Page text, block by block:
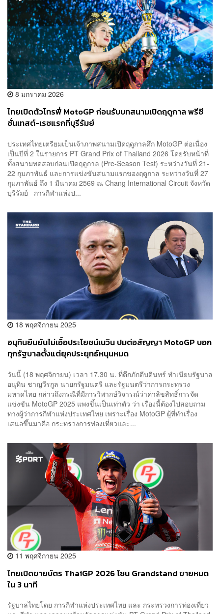
8 มกราคม 2026
ไทยเปิดตัวโทรฟี่ MotoGP ก่อนรับบทสนามเปิดฤดูกาล พรีซี
ซั่นเทสต์-เรซแรกที่บุรีรัมย์
ประเทศไทยเตรียมเป็นเจ้าภาพสนามเปิดฤดูกาลศึก MotoGP ต่อเนื่อง
เป็นปีที่ 2 ในรายการ PT Grand Prix of Thailand 2026 โดยรับหน้าที่
ทั้งสนามทดสอบก่อนเปิดฤดูกาล (Pre-Season Test) ระหว่างวันที่ 21-
22 กุมภาพันธ์ และการแข่งขันสนามแรกของฤดูกาล ระหว่างวันที่ 27
กุมภาพันธ์ ถึง 1 มีนาคม 2569 ณ Chang International Circuit จังหวัด
บุรีรัมย์ การกีฬาแห่งป...
18 พฤศจิกายน 2025
อนุทินยืนยันไม่เอื้อประโยชน์เนวิน ปมต่อสัญญา MotoGP บอก
ทุกรัฐบาลตั้งแต่ยุคประยุทธ์หนุนหมด
วันนี้ (18 พฤศจิกายน) เวลา 17.30 น. ที่ตึกภักดีบดินทร์ ทำเนียบรัฐบาล
อนุทิน ชาญวีรกูล นายกรัฐมนตรี และรัฐมนตรีว่าการกระทรวง
มหาดไทย กล่าวถึงกรณีที่มีการวิพากษ์วิจารณ์ว่าค่าลิขสิทธิ์การจัด
แข่งขัน MotoGP 2025 แพงขึ้นเป็นเท่าตัว ว่า เรื่องนี้ต้องไปสอบถาม
ทางผู้ว่าการกีฬาแห่งประเทศไทย เพราะเรื่อง MotoGP ผู้ที่ทำเรื่อง
เสนอขึ้นมาคือ กระทรวงการท่องเที่ยวและ...
11 พฤศจิกายน 2025
ไทยเปิดขายบัตร ThaiGP 2026 โซน Grandstand ขายหมด
ใน 3 นาที
รัฐบาลไทยโดย การกีฬาแห่งประเทศไทย และ กระทรวงการท่องเที่ยว